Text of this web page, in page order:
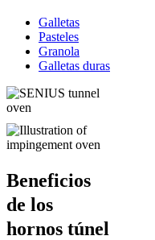
Galletas
Pasteles
Granola
Galletas duras
Beneficios
de los
hornos túnel